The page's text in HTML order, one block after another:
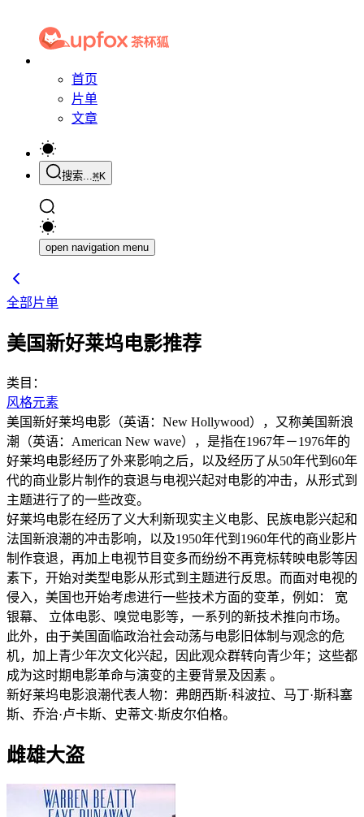
首页
片单
文章
搜索...⌘K
open navigation menu
全部片单
美国新好莱坞电影推荐
类目：
风格元素
美国新好莱坞电影（英语：New Hollywood），又称美国新浪
潮（英语：American New wave），是指在1967年－1976年的
好莱坞电影经历了外来影响之后，以及经历了从50年代到60年
代的商业影片制作的衰退与电视兴起对电影的冲击，从形式到
主题进行了的一些改变。
好莱坞电影在经历了义大利新现实主义电影、民族电影兴起和
法国新浪潮的冲击影响，以及1950年代到1960年代的商业影片
制作衰退，再加上电视节目变多而纷纷不再竞标转映电影等因
素下，开始对类型电影从形式到主题进行反思。而面对电视的
侵入，美国也开始考虑进行一些技术方面的变革，例如： 宽
银幕、 立体电影、嗅觉电影等，一系列的新技术推向市场。
此外，由于美国面临政治社会动荡与电影旧体制与观念的危
机，加上青少年次文化兴起，因此观众群转向青少年；这些都
成为这时期电影革命与演变的主要背景及因素 。
新好莱坞电影浪潮代表人物：弗朗西斯·科波拉、马丁·斯科塞
斯、乔治·卢卡斯、史蒂文·斯皮尔伯格。
雌雄大盗